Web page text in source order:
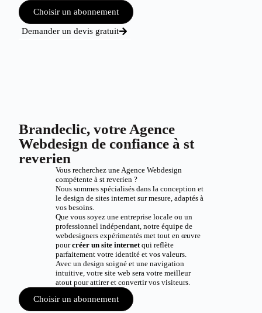
Choisir un abonnement
Demander un devis gratuit
Brandeclic, votre Agence
Webdesign de confiance à st
reverien
Vous recherchez une Agence Webdesign
compétente à st reverien ?
Nous sommes spécialisés dans la conception et
le design de sites internet sur mesure, adaptés à
vos besoins.
Que vous soyez une entreprise locale ou un
professionnel indépendant, notre équipe de
webdesigners expérimentés met tout en œuvre
pourcréer un site internetqui reflète
parfaitement votre identité et vos valeurs.
Avec un design soigné et une navigation
intuitive, votre site web sera votre meilleur
atout pour attirer et convertir vos visiteurs.
Choisir un abonnement